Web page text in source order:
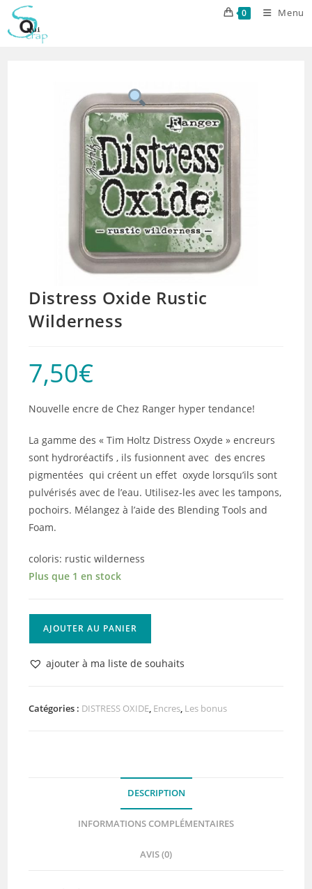
Skip
content
0 Menu
Distress Oxide Rustic
Wilderness
7,50€
Nouvelle encre de Chez Ranger hyper tendance!
La gamme des « Tim Holtz Distress Oxyde » encreurs
sont hydroréactifs , ils fusionnent avec des encres
pigmentées qui créent un effet oxyde lorsqu’ils sont
pulvérisés avec de l’eau. Utilisez-les avec les tampons,
pochoirs. Mélangez à l’aide des Blending Tools and
Foam.
coloris: rustic wilderness
Plus que 1 en stock
Oxide
Wilderness
AJOUTER AU PANIER
ajouter à ma liste de souhaits
Catégories : DISTRESS OXIDE, Encres, Les bonus
DESCRIPTION
INFORMATIONS COMPLÉMENTAIRES
AVIS (0)